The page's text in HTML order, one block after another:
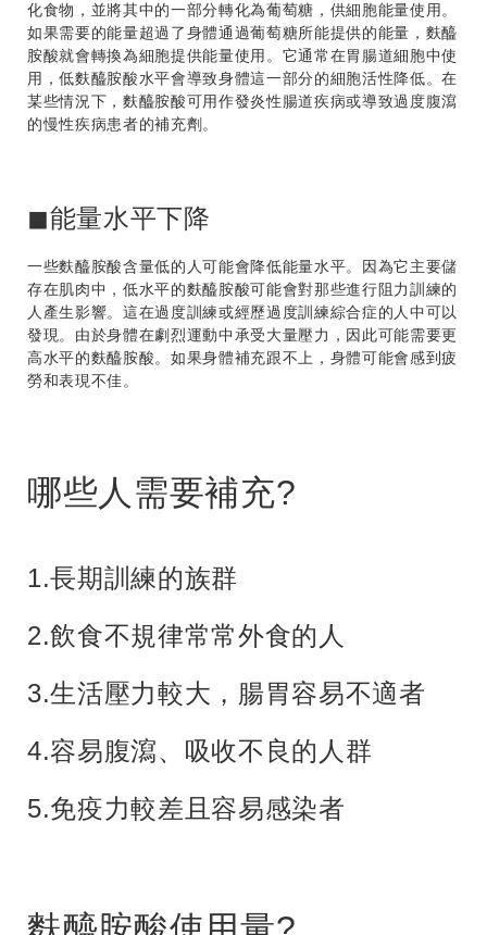
化食物，並將其中的一部分轉化為葡萄糖，供細胞能量使用。
如果需要的能量超過了身體通過葡萄糖所能提供的能量， 麩醯
胺酸就會轉換為細胞提供能量使用。它通常在胃腸道細胞中使
用，低麩醯胺酸水平會導致身體這一部分的細胞活性降低。在
某些情況下， 麩醯胺酸可用作發炎性腸道疾病或導致過度腹瀉
的慢性疾病患者的補充劑。
◼能量水平下降
一些麩醯胺酸含量低的人可能會降低能量水平。因為它主要儲
存在肌肉中，低水平的麩醯胺酸可能會對那些進行阻力訓練的
人產生影響。這在過度訓練或經歷過度訓練綜合症的人中可以
發現。由於身體在劇烈運動中承受大量壓力，因此可能需要更
高水平的麩醯胺酸。如果身體補充跟不上，身體可能會感到疲
勞和表現不佳。
哪些人需要補充?
1.長期訓練的族群
2.飲食不規律常常外食的人
3.生活壓力較大，腸胃容易不適者
4.容易腹瀉、吸收不良的人群
5.免疫力較差且容易感染者